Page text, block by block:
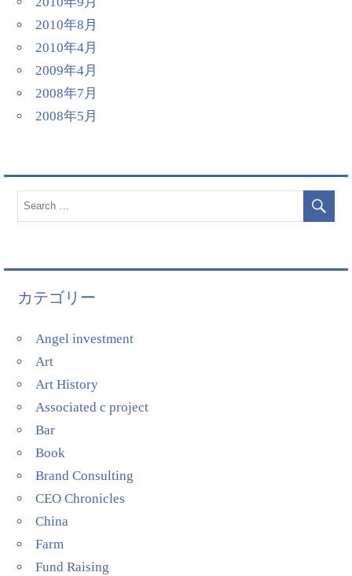
2010年8月
2010年4月
2009年4月
2008年7月
2008年5月
カテゴリー
Angel investment
Art
Art History
Associated c project
Bar
Book
Brand Consulting
CEO Chronicles
China
Farm
Fund Raising